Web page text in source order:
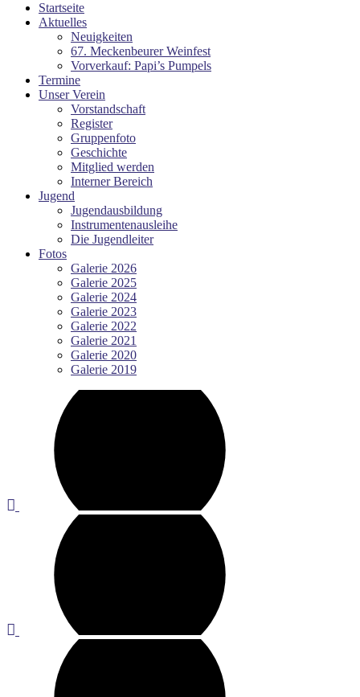
Startseite
Aktuelles
Neuigkeiten
67. Meckenbeurer Weinfest
Vorverkauf: Papi’s Pumpels
Termine
Unser Verein
Vorstandschaft
Register
Gruppenfoto
Geschichte
Mitglied werden
Interner Bereich
Jugend
Jugendausbildung
Instrumentenausleihe
Die Jugendleiter
Fotos
Galerie 2026
Galerie 2025
Galerie 2024
Galerie 2023
Galerie 2022
Galerie 2021
Galerie 2020
Galerie 2019